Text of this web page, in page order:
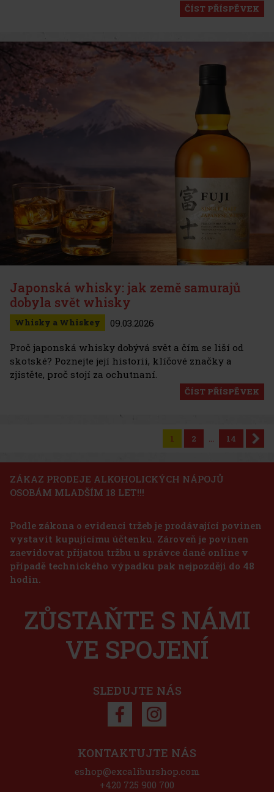
ČÍST PŘÍSPĚVEK
Japonská whisky: jak země samurajů
dobyla svět whisky
Whisky a Whiskey 09.03.2026
Proč japonská whisky dobývá svět a čím se liší od
skotské? Poznejte její historii, klíčové značky a
zjistěte, proč stojí za ochutnaní.
ČÍST PŘÍSPĚVEK
1 2 ... 14
ZÁKAZ PRODEJE ALKOHOLICKÝCH NÁPOJŮ
OSOBÁM MLADŠÍM 18 LET!!!
Podle zákona o evidenci tržeb je prodávající povinen
vystavit kupujícímu účtenku. Zároveň je povinen
zaevidovat přijatou tržbu u správce daně online v
případě technického výpadku pak nejpozději do 48
hodin.
ZŮSTAŇTE S NÁMI
VE SPOJENÍ
SLEDUJTE NÁS
KONTAKTUJTE NÁS
eshop@excaliburshop.com
+420 725 900 700